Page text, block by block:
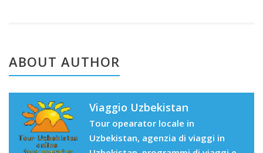
ABOUT AUTHOR
Viaggio Uzbekistan
Tour opearator locale in
Uzbekistan, agenzia di viaggi in